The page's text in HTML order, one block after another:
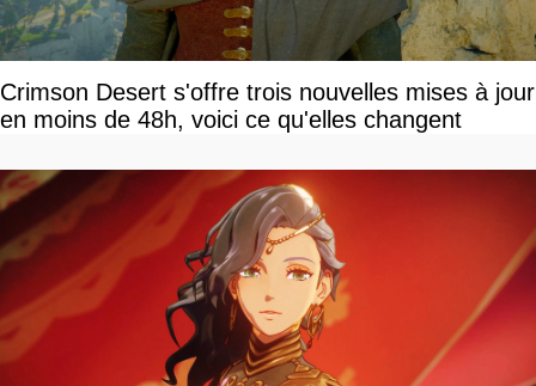
Crimson Desert s'offre trois nouvelles mises à jour
en moins de 48h, voici ce qu'elles changent